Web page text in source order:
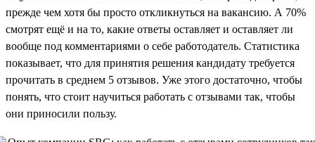
прежде чем хотя бы просто откликнуться на вакансию. А 70%
смотрят ещё и на то, какие ответы оставляет и оставляет ли
вообще под комментариями о себе работодатель. Статистика
показывает, что для принятия решения кандидату требуется
прочитать в среднем 5 отзывов. Уже этого достаточно, чтобы
понять, что стоит научиться работать с отзывами так, чтобы
они приносили пользу.